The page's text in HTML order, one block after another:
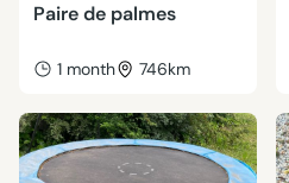
Paire de palmes
1 month 746km